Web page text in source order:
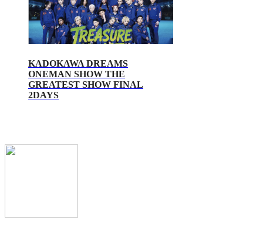
KADOKAWA DREAMS
ONEMAN SHOW THE
GREATEST SHOW FINAL
2DAYS